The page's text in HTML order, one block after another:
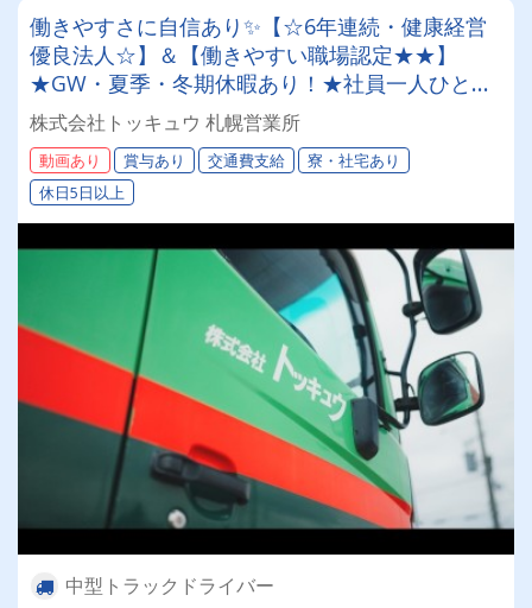
働きやすさに自信あり✨【☆6年連続・健康経営
優良法人☆】＆【働きやすい職場認定★★】
★GW・夏季・冬期休暇あり！★社員一人ひとり
を大切にする昭和34年設立の安定企業！＜未経験
者も大歓迎！7tドライバー＞
株式会社トッキュウ 札幌営業所
動画あり 賞与あり 交通費支給
寮・社宅あり
休日5日以上
中型トラックドライバー